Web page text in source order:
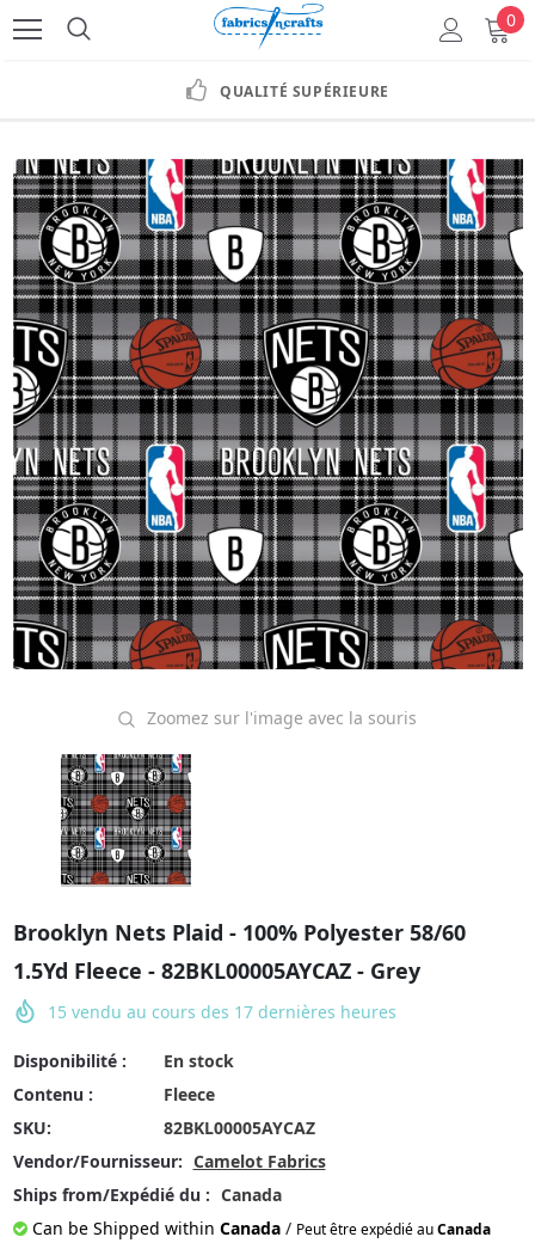
0
QUALITÉ SUPÉRIEURE
Zoomez sur l'image avec la souris
Brooklyn Nets Plaid - 100% Polyester 58/60
1.5Yd Fleece - 82BKL00005AYCAZ - Grey
15 vendu au cours des 17 dernières heures
Disponibilité :
En stock
Contenu :
Fleece
SKU:
82BKL00005AYCAZ
Vendor/Fournisseur: Camelot Fabrics
Ships from/Expédié du : Canada
Can be Shipped within Canada/ Peut être expédié auCanada